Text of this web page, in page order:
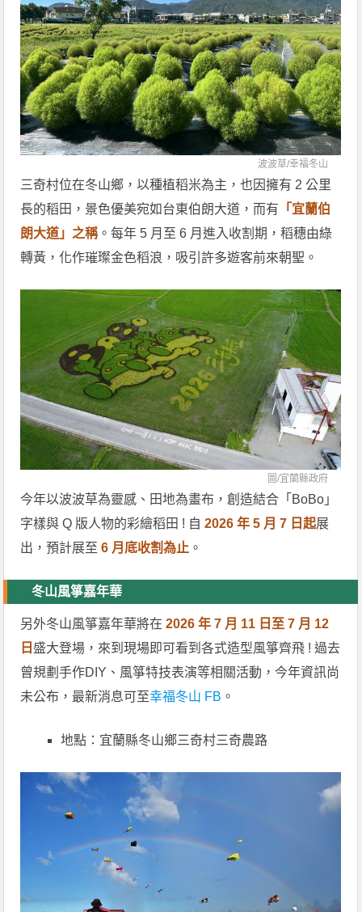
波波草/幸福冬山
三奇村位在冬山鄉，以種植稻米為主，也因擁有 2 公里
長的稻田，景色優美宛如台東伯朗大道，而有 「宜蘭伯
朗大道」之稱。每年 5 月至 6 月進入收割期，稻穗由綠
轉黃，化作璀璨金色稻浪，吸引許多遊客前來朝聖。
圖/宜蘭縣政府
今年以波波草為靈感、田地為畫布，創造結合「BoBo」
字樣與 Q 版人物的彩繪稻田 ! 自 2026 年 5 月 7 日起展
出，預計展至6 月底收割為止 。
冬山風箏嘉年華
另外冬山風箏嘉年華將在 2026 年 7 月 11 日至 7 月 12
日 盛大登場，來到現場即可看到各式造型風箏齊飛 ! 過去
曾規劃手作DIY、風箏特技表演等相關活動，今年資訊尚
未公布，最新消息可至幸福冬山 FB 。
地點：宜蘭縣冬山鄉三奇村三奇農路